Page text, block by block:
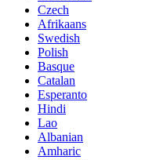
Czech
Afrikaans
Swedish
Polish
Basque
Catalan
Esperanto
Hindi
Lao
Albanian
Amharic